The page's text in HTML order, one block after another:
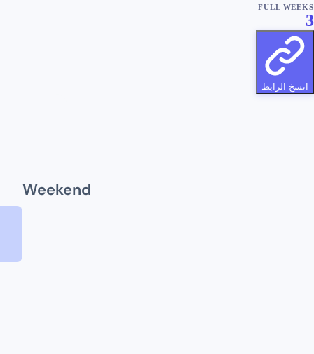
FULL WEEKS
3
انسخ الرابط
Weekend